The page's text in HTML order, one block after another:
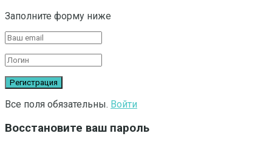
Заполните форму ниже
Все поля обязательны. Войти
Восстановите ваш пароль